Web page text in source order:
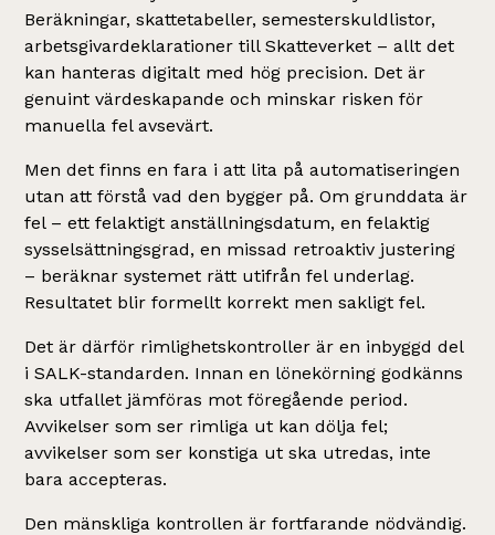
Beräkningar, skattetabeller, semesterskuldlistor,
arbetsgivardeklarationer till Skatteverket – allt det
kan hanteras digitalt med hög precision. Det är
genuint värdeskapande och minskar risken för
manuella fel avsevärt.
Men det finns en fara i att lita på automatiseringen
utan att förstå vad den bygger på. Om grunddata är
fel – ett felaktigt anställningsdatum, en felaktig
sysselsättningsgrad, en missad retroaktiv justering
– beräknar systemet rätt utifrån fel underlag.
Resultatet blir formellt korrekt men sakligt fel.
Det är därför rimlighetskontroller är en inbyggd del
i SALK-standarden. Innan en lönekörning godkänns
ska utfallet jämföras mot föregående period.
Avvikelser som ser rimliga ut kan dölja fel;
avvikelser som ser konstiga ut ska utredas, inte
bara accepteras.
Den mänskliga kontrollen är fortfarande nödvändig.